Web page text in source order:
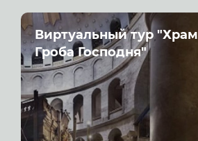
Виртуальный тур "Храм
Гроба Господня"